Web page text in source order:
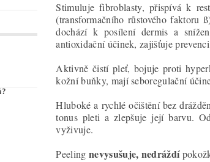
Stimuluje fibroblasty, přispívá k
(transformačního růstového
dochází k posílení dermis a
antioxidační účinek, zajišťuje
Aktivně čistí pleť, bojuje proti
kožní buňky, mají seboregulační
Hluboké a rychlé očištění bez
tonus pleti a zlepšuje její barvu.
vyživuje.
Peeling nevysušuje, nedráždí